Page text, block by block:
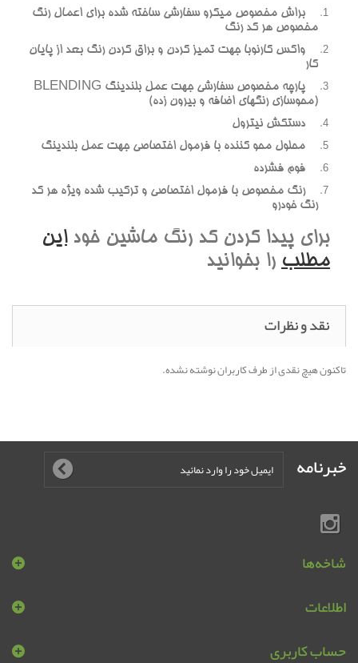
براش مخصوص ميکرو سفارشي ساخته شده براي اعمال رنگ
مخصوص هر کد رنگ
واکس کارنوبا جهت تميز کردن و براق کردن رنگ بعد از پايان
کار
پارچه مخصوص سفارشي جهت عمل بلندينگ BLENDING
(محوسازي رنگهاي اضافه و بيرون زده)
دستکش نيترول
محلول محو کننده با فرمول اختصاصي جهت عمل بلندينگ
فوم فشرده
رنگ مخصوص با فرمول اختصاصي و ترکيب شده ويژه هر کد
رنگ خودرو
براي پيدا کردن کد رنگ ماشين خوداين
مطلب را بخوانيد
نقد و نظرات
تاکنون هیچ نقدی از طرف کاربران نوشته نشده.
خبرنامه
شاخه‌ها
اطلاعات
حساب کاربری